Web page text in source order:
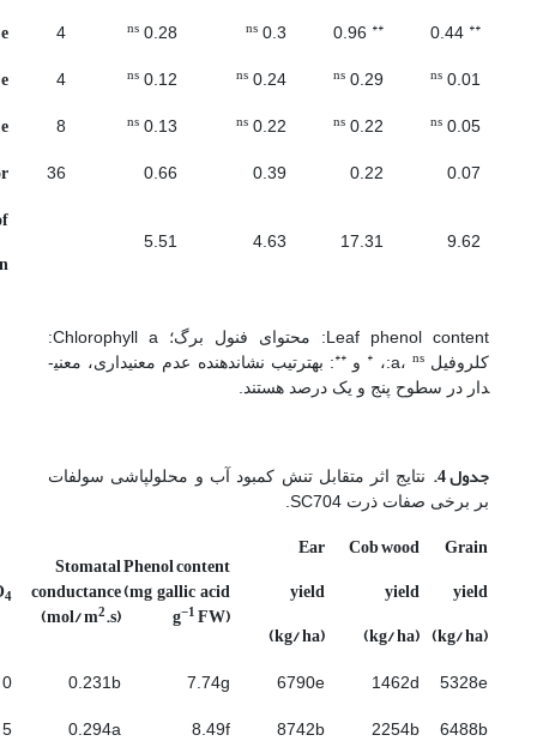
**
**
ns 0.3
ns 0.28
4
ns 0.01
ns 0.29
ns 0.24
ns 0.12
4
ns 0.05
ns 0.22
ns 0.22
ns 0.13
8
0.07
0.22
0.39
0.66
36
9.62
17.31
4.63
5.51
Leaf phenol content: محتوای فنول برگ؛ Chlorophyll a:
کلروفیل a،ns :، * و **: به­ترتیب نشان­دهنده عدم معنی­داری، معنی­
دار در سطوح پنج و یک درصد هستند.
جدول 4.
نتایج اثر متقابل تنش کمبود آب و محلول­پاشی سولفات
بر برخی صفات ذرت SC704.
Grain
yield
(kg/ ha)
Cob wood
yield
(kg/ ha)
Ear
yield
(kg/ ha)
Phenol content
(mg gallic acid
g−1FW)
Stomatal
conductance
(mol/ m2.s)
4
5328e
1462d
6790e
7.74g
0.231b
0
6488b
2254b
8742b
8.49f
0.294a
5 g/L